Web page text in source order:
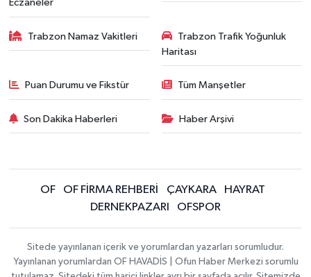
Eczaneler
Trabzon Namaz Vakitleri
Trabzon Trafik Yoğunluk
Haritası
Puan Durumu ve Fikstür Tüm Manşetler
Son Dakika Haberleri Haber Arşivi
OF OF FİRMA REHBERİ ÇAYKARA
HAYRAT
DERNEKPAZARI
OFSPOR
Sitede yayınlanan içerik ve yorumlardan yazarları sorumludur.
Yayınlanan yorumlardan OF HAVADİS | Ofun Haber Merkezi sorumlu